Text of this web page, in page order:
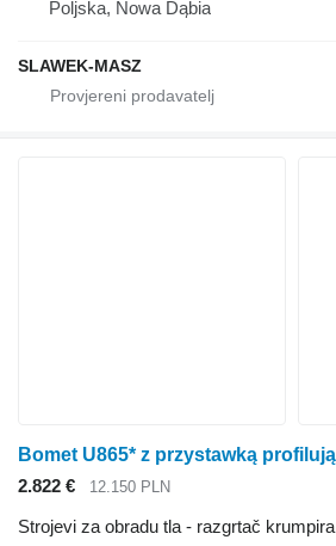
Poljska, Nowa Dąbia
SLAWEK-MASZ
Bomet U865* z przystawką
2.822 €
12.150 PLN
Strojevi za obradu tla - razgrtač krumpira